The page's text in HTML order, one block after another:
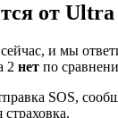
от
и мы
2 нет по
SOS,